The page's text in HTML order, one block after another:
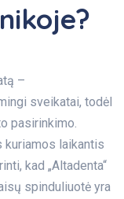
–
sveikatai, todėl
pasirinkimo.
laikantis
kad „Altadenta“
spinduliuotė yra